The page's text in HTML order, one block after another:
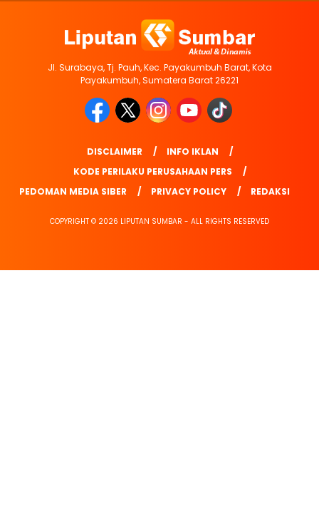
Jl. Surabaya, Tj. Pauh, Kec. Payakumbuh Barat, Kota
Payakumbuh, Sumatera Barat 26221
DISCLAIMER
INFO IKLAN
KODE PERILAKU PERUSAHAAN PERS
PEDOMAN MEDIA SIBER
PRIVACY POLICY REDAKSI
COPYRIGHT © 2026 LIPUTAN SUMBAR - ALL RIGHTS RESERVED